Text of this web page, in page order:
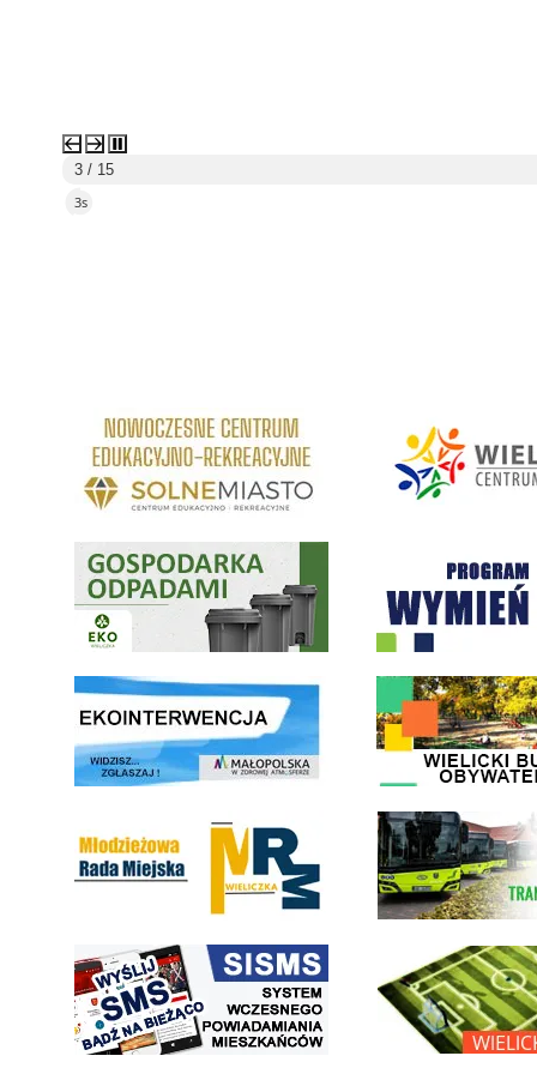
3 / 15
1s
link do strony Centrum Edukacyjno Rekreacyjne
Gospodarka odpadami na terenie Miasta i Gminy WieliczkaProgram "Czyste Powietrze"
link do strony ekointerwencja dot.- powietrza link do strony - Wielicki
link do strony Wielickiej
link do strony systemu wczesnego ostrzegania mieszkańców SISMS
link do opisu projektu